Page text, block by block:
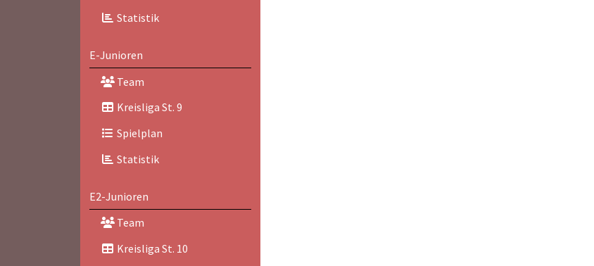
Statistik
E-Junioren
Team
Kreisliga St. 9
Spielplan
Statistik
E2-Junioren
Team
Kreisliga St. 10